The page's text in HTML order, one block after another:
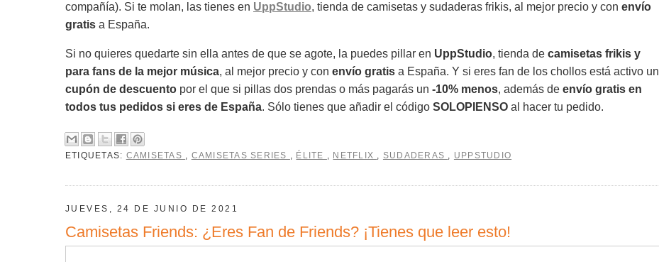
compañía). Si te molan, las tienes en UppStudio, tienda de camisetas y sudaderas frikis, al mejor precio y con envío
gratis a España.
Si no quieres quedarte sin ella antes de que se agote, la puedes pillar en UppStudio, tienda de camisetas frikis y
para fans de la mejor música, al mejor precio y con envío gratis a España. Y si eres fan de los chollos está activo un
cupón de descuento por el que si pillas dos prendas o más pagarás un -10% menos, además de envío gratis en
todos tus pedidos si eres de España. Sólo tienes que añadir el código SOLOPIENSO al hacer tu pedido.
ETIQUETAS: CAMISETAS CAMISETAS SERIES ÉLITE NETFLIX SUDADERAS UPPSTUDIO
JUEVES, 24 DE JUNIO DE 2021
Camisetas Friends: ¿Eres Fan de Friends? ¡Tienes que leer esto!